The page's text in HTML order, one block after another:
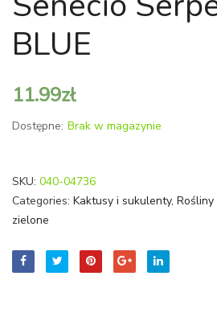
BLUE
11.99zł
Dostępne: Brak w magazynie
SKU: 040-04736
Categories: Kaktusy i sukulenty,
zielone